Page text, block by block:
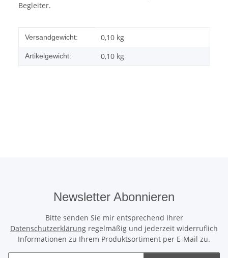
Begleiter.
Produkteigenschaft
Wert
Versandgewicht: 0,10 kg
Artikelgewicht: 0,10 kg
Newsletter Abonnieren
Bitte senden Sie mir entsprechend Ihrer
Datenschutzerklärung regelmäßig und jederzeit widerruflich
Informationen zu Ihrem Produktsortiment per E-Mail zu.